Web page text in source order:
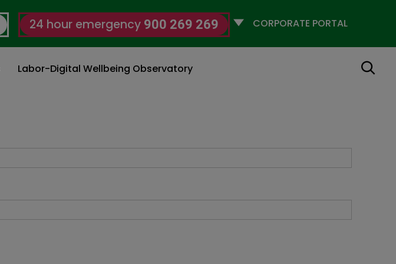
24 hour emergency 900 269 269
Selecciona
Labor-Digital Wellbeing Observatory Search